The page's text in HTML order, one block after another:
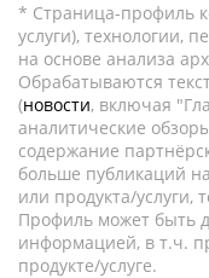
* Страница-профиль
услуги), технологии,
на основе анализа
Обрабатываются
(новости, включая
аналитические
содержание
больше публикаций
или продукта/
Профиль может быть
информацией, в т.ч.
продукте/услуге.